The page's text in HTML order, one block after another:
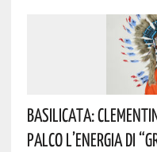
Basilicata:
Palco L’energia Di